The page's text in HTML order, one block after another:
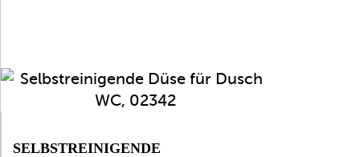
SELBSTREINIGENDE